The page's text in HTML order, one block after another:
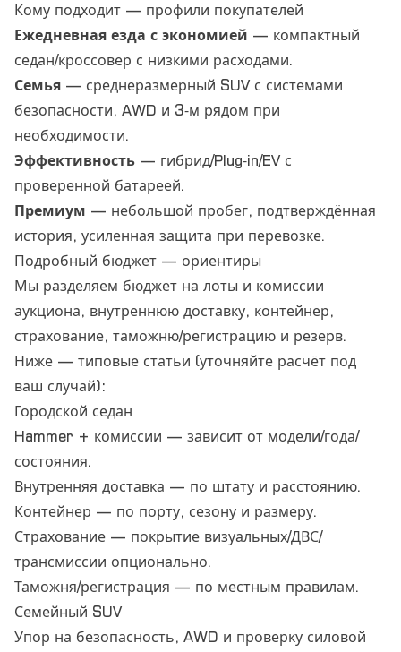
Кому подходит — профили покупателей
Ежедневная езда с экономией — компактный
седан/кроссовер с низкими расходами.
Семья — среднеразмерный SUV с системами
безопасности, AWD и 3‑м рядом при
необходимости.
Эффективность — гибрид/Plug‑in/EV с
проверенной батареей.
Премиум — небольшой пробег, подтверждённая
история, усиленная защита при перевозке.
Подробный бюджет — ориентиры
Мы разделяем бюджет на лоты и комиссии
аукциона, внутреннюю доставку, контейнер,
страхование, таможню/регистрацию и резерв.
Ниже — типовые статьи (уточняйте расчёт под
ваш случай):
Городской седан
Hammer + комиссии — зависит от модели/года/
состояния.
Внутренняя доставка — по штату и расстоянию.
Контейнер — по порту, сезону и размеру.
Страхование — покрытие визуальных/ДВС/
трансмиссии опционально.
Таможня/регистрация — по местным правилам.
Семейный SUV
Упор на безопасность, AWD и проверку силовой